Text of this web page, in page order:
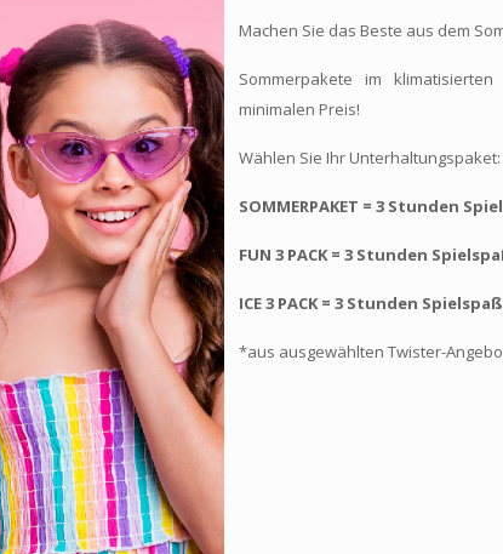
Machen Sie das Beste aus dem
Sommerpakete im
minimalen Preis!
Wählen Sie Ihr Unterhaltungspaket:
SOMMERPAKET = 3 Stunden
FUN 3 PACK = 3 Stunden
ICE 3 PACK = 3 Stunden Spielspaß
*aus ausgewählten Twister-